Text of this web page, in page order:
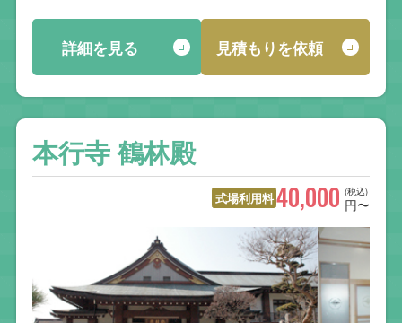
詳細を見る 見積もりを依頼
本行寺 鶴林殿
式場利用料 (税込)
40,000 円〜